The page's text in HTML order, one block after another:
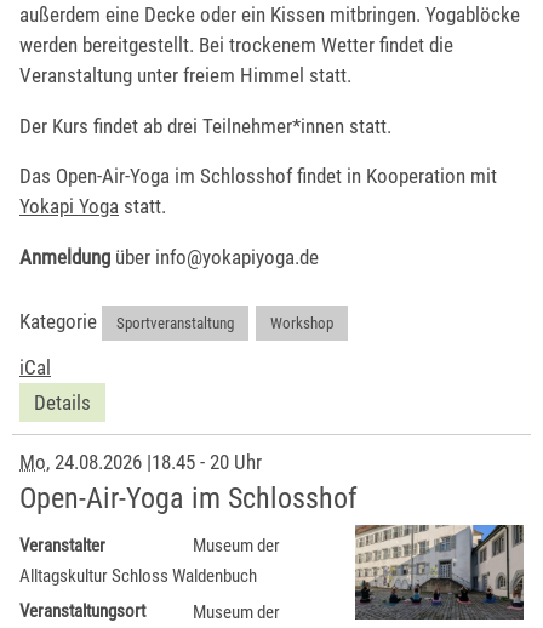
außerdem eine Decke oder ein Kissen mitbringen. Yogablöcke
werden bereitgestellt. Bei trockenem Wetter findet die
Veranstaltung unter freiem Himmel statt.
Der Kurs findet ab drei Teilnehmer*innen statt.
Das Open-Air-Yoga im Schlosshof findet in Kooperation mit
Yokapi Yoga statt.
Anmeldung über info@yokapiyoga.de
Kategorie Sportveranstaltung Workshop
iCal
Details
Mo, 24.08.2026 |18.45 - 20 Uhr
Open-Air-Yoga im Schlosshof
Veranstalter
Museum der
Alltagskultur Schloss Waldenbuch
Veranstaltungsort
Museum der